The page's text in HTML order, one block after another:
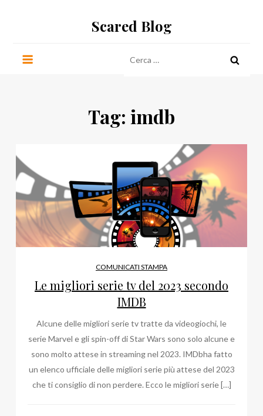
Scared Blog
per:
Tag: imdb
COMUNICATI STAMPA
Le migliori serie tv del 2023 secondo
IMDB
Alcune delle migliori serie tv tratte da videogiochi, le
serie Marvel e gli spin-off di Star Wars sono solo alcune e
sono molto attese in streaming nel 2023. IMDbha fatto
un elenco ufficiale delle migliori serie più attese del 2023
che ti consiglio di non perdere. Ecco le migliori serie […]